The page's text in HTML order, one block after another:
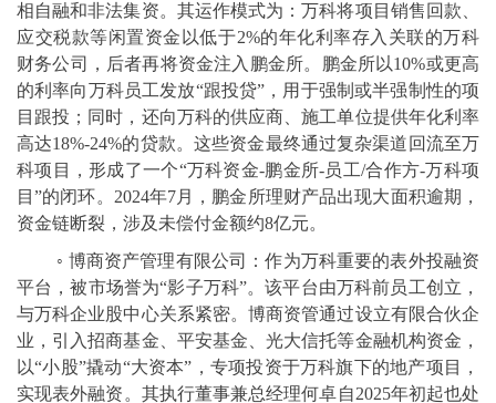
相自融和非法集资。其运作模式为：万科将项目销售回款、
应交税款等闲置资金以低于2%的年化利率存入关联的万科
财务公司，后者再将资金注入鹏金所。鹏金所以10%或更高
的利率向万科员工发放“跟投贷”，用于强制或半强制性的项
目跟投；同时，还向万科的供应商、施工单位提供年化利率
高达18%-24%的贷款。这些资金最终通过复杂渠道回流至万
科项目，形成了一个“万科资金-鹏金所-员工/合作方-万科项
目”的闭环。2024年7月，鹏金所理财产品出现大面积逾期，
资金链断裂，涉及未偿付金额约8亿元。
◦ 博商资产管理有限公司：作为万科重要的表外投融资
平台，被市场誉为“影子万科”。该平台由万科前员工创立，
与万科企业股中心关系紧密。博商资管通过设立有限合伙企
业，引入招商基金、平安基金、光大信托等金融机构资金，
以“小股”撬动“大资本”，专项投资于万科旗下的地产项目，
实现表外融资。其执行董事兼总经理何卓自2025年初起也处